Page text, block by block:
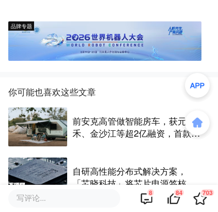
品牌专题
你可能也喜欢这些文章
前安克高管做智能房车，获元
禾、金沙江等超2亿融资，首款产
自研高性能分布式解决方案，
「芯晓科技」将芯片电源签核周
期从几周缩短至几天 | 水下项目
写评论... 8 84 703